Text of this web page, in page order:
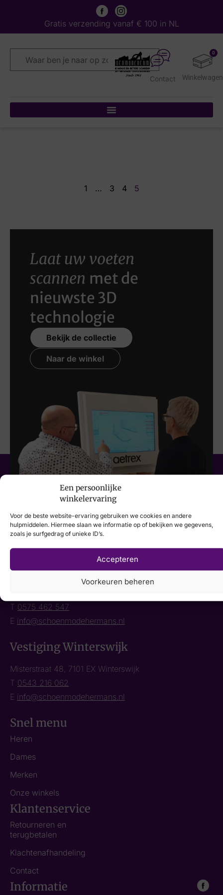
Een persoonlijke
winkelervaring
Voor de beste website-ervaring gebruiken we cookies en andere
hulpmiddelen. Hiermee slaan we informatie op of bekijken we gegevens,
zoals je surfgedrag of unieke ID’s.
Accepteren
Voorkeuren beheren
Gratis verzending vanaf € 100 in NL
0
Contact
1 … 3 4 5
Laat uw voeten
scannen met de
nieuwste 3D
technologie
Bekijk de collectie
Naar de winkel
Vestiging Hengelo
T 0575 462 547
E info@schoenmodehermans.nl
Vestiging Winterswijk
Misterstraat 48, 7101 EX Winterswijk
T 0543 216 062
E info@schoenmodehermans.nl
Snel menu
Heren
Dames
Merken
Onze winkels
Klantenservice
Retourneren en
terugbetalen
Klachtenafhandeling
Contact
Informatie